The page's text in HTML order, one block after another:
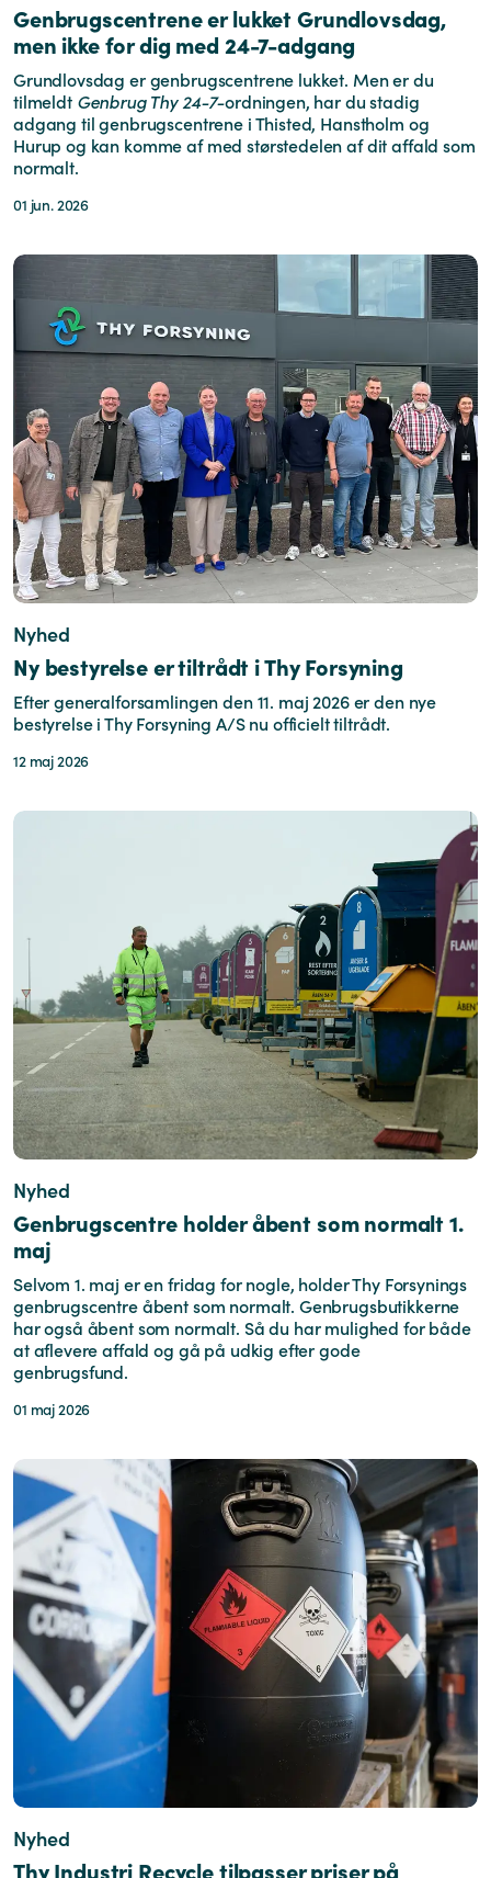
Genbrugscentrene er lukket Grundlovsdag,
men ikke for dig med 24-7-adgang
Grundlovsdag er genbrugscentrene lukket. Men er du
tilmeldt Genbrug Thy 24-7-ordningen, har du stadig
adgang til genbrugscentrene i Thisted, Hanstholm og
Hurup og kan komme af med størstedelen af dit affald som
normalt.
01 jun. 2026
Nyhed
Ny bestyrelse er tiltrådt i Thy Forsyning
Efter generalforsamlingen den 11. maj 2026 er den nye
bestyrelse i Thy Forsyning A/S nu officielt tiltrådt.
12 maj 2026
Nyhed
Genbrugscentre holder åbent som normalt 1.
maj
Selvom 1. maj er en fridag for nogle, holder Thy Forsynings
genbrugscentre åbent som normalt. Genbrugsbutikkerne
har også åbent som normalt. Så du har mulighed for både
at aflevere affald og gå på udkig efter gode
genbrugsfund.
01 maj 2026
Nyhed
Thy Industri Recycle tilpasser priser på